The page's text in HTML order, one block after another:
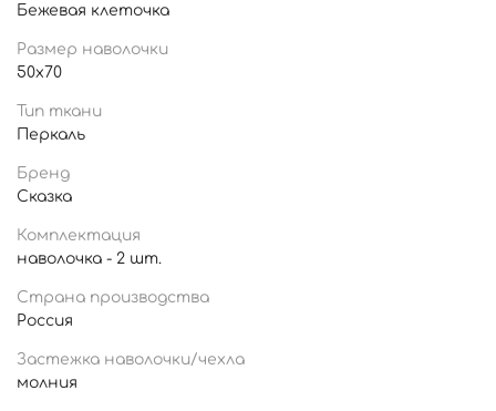
Бежевая клеточка
Размер наволочки
50x70
Тип ткани
Перкаль
Бренд
Сказка
Комплектация
наволочка - 2 шт.
Страна производства
Россия
Застежка наволочки/чехла
молния